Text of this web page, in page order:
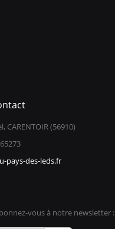
CARENTOIR (56910)
pays-des-leds.fr
vous à notre newsletter :